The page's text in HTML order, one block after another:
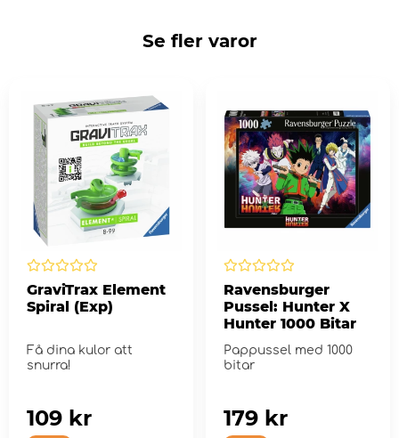
Se fler varor
GraviTrax Element
Spiral (Exp)
Få dina kulor att
snurra!
109 kr
Ravensburger
Pussel: Hunter X
Hunter 1000 Bitar
Pappussel med 1000
bitar
179 kr